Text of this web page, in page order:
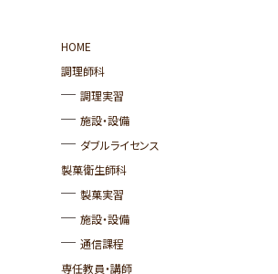
HOME
調理師科
調理実習
施設・設備
ダブルライセンス
製菓衛生師科
製菓実習
施設・設備
通信課程
専任教員・講師